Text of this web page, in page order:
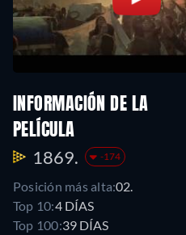
INFORMACIÓN DE LA
PELÍCULA
1869. -174
Posición más alta:02.
Top 10:4 DÍAS
Top 100:39 DÍAS